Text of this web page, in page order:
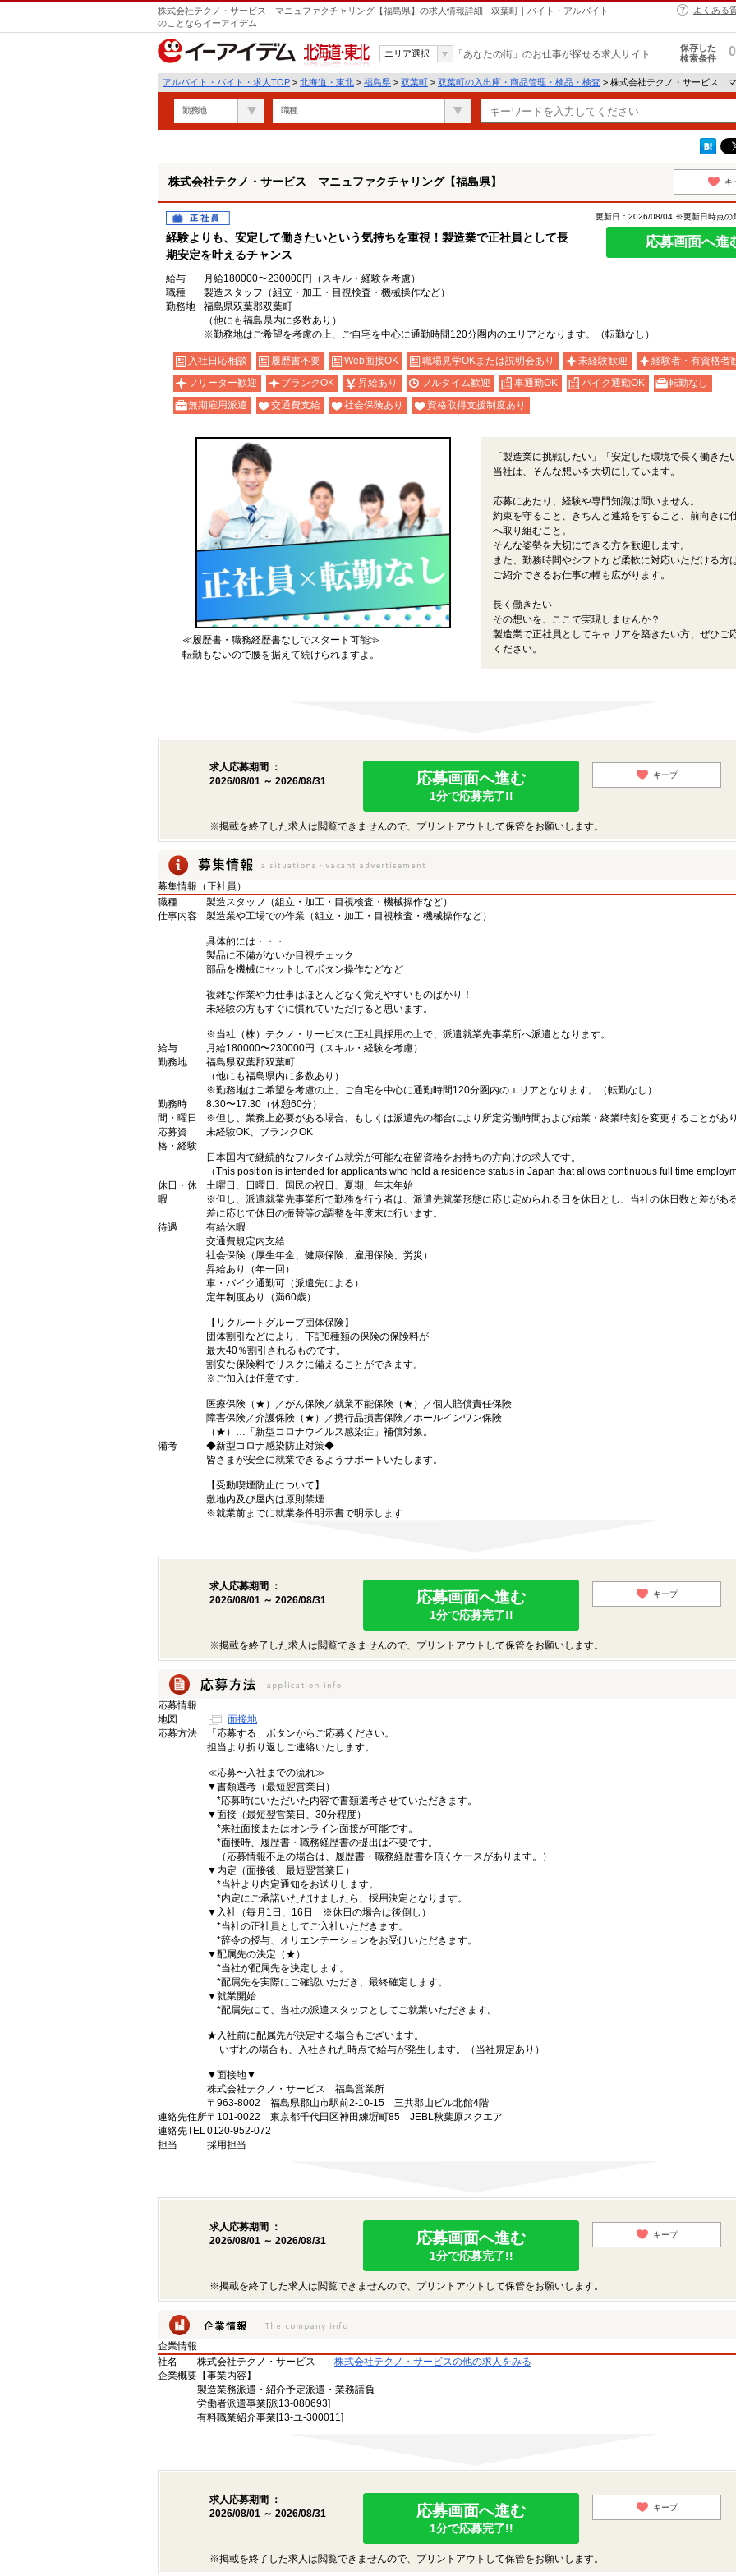
株式会社テクノ・サービス マニュファクチャリング【福島県】の求人情報詳細 - 双葉町｜バイト・アルバイト
のことならイーアイデム
よくある
北海道・東北
エリア選択 「あなたの街」のお仕事が探せる求人サイト
保存した
検索条件
0
アルバイト・バイト・求人TOP > 北海道・東北 > 福島県 > 双葉町 > 双葉町の入出庫・商品管理・検品・検査 > 株式会社テクノ・サービス
勤務地 職種
株式会社テクノ・サービス マニュファクチャリング【福島県】 キ
正社員
経験よりも、安定して働きたいという気持ちを重視！製造業で正社員として長
期安定を叶えるチャンス
更新日：2026/08/04 ※更新日時点の
応募画面へ進
給与
月給180000〜230000円（スキル・経験を考慮）
職種
製造スタッフ（組立・加工・目視検査・機械操作など）
勤務地
福島県双葉郡双葉町
（他にも福島県内に多数あり）
※勤務地はご希望を考慮の上、ご自宅を中心に通勤時間120分圏内のエリアとなります。（転勤なし）
入社日応相談 履歴書不要 Web面接OK 職場見学OKまたは説明会あり 未経験歓迎
経験者・有資格者
フリーター歓迎
ブランクOK 昇給あり フルタイム歓迎 車通勤OK バイク通勤OK
転勤なし
無期雇用派遣
交通費支給 社会保険あり 資格取得支援制度あり
≪履歴書・職務経歴書なしでスタート可能≫
転勤もないので腰を据えて続けられますよ。
「製造業に挑戦したい」「安定した環境で長く働きたい
当社は、そんな想いを大切にしています。
応募にあたり、経験や専門知識は問いません。
約束を守ること、きちんと連絡をすること、前向きに
へ取り組むこと。
そんな姿勢を大切にできる方を歓迎します。
また、勤務時間やシフトなど柔軟に対応いただける方は
ご紹介できるお仕事の幅も広がります。
長く働きたい――
その想いを、ここで実現しませんか？
製造業で正社員としてキャリアを築きたい方、ぜひご
ください。
求人応募期間 ：
2026/08/01 ～ 2026/08/31
応募画面へ進む
1分で応募完了!!
キープ
※掲載を終了した求人は閲覧できませんので、プリントアウトして保管をお願いします。
募集情報（正社員）
職種
製造スタッフ（組立・加工・目視検査・機械操作など）
仕事内容
製造業や工場での作業（組立・加工・目視検査・機械操作など）
具体的には・・・
製品に不備がないか目視チェック
部品を機械にセットしてボタン操作などなど
複雑な作業や力仕事はほとんどなく覚えやすいものばかり！
未経験の方もすぐに慣れていただけると思います。
※当社（株）テクノ・サービスに正社員採用の上で、派遣就業先事業所へ派遣となります。
給与
月給180000〜230000円（スキル・経験を考慮）
勤務地
福島県双葉郡双葉町
（他にも福島県内に多数あり）
※勤務地はご希望を考慮の上、ご自宅を中心に通勤時間120分圏内のエリアとなります。（転勤なし）
勤務時
間・曜日
8:30〜17:30（休憩60分）
※但し、業務上必要がある場合、もしくは派遣先の都合により所定労働時間および始業・終業時刻を変更することがあり
応募資
格・経験
未経験OK、ブランクOK
日本国内で継続的なフルタイム就労が可能な在留資格をお持ちの方向けの求人です。
（This position is intended for applicants who hold a residence status in Japan that allows continuous full time
休日・休
暇
土曜日、日曜日、国民の祝日、夏期、年末年始
※但し、派遣就業先事業所で勤務を行う者は、派遣先就業形態に応じ定められる日を休日とし、当社の休日数と差があ
差に応じて休日の振替等の調整を年度末に行います。
待遇
有給休暇
交通費規定内支給
社会保険（厚生年金、健康保険、雇用保険、労災）
昇給あり（年一回）
車・バイク通勤可（派遣先による）
定年制度あり（満60歳）
【リクルートグループ団体保険】
団体割引などにより、下記8種類の保険の保険料が
最大40％割引されるものです。
割安な保険料でリスクに備えることができます。
※ご加入は任意です。
医療保険（★）／がん保険／就業不能保険（★）／個人賠償責任保険
障害保険／介護保険（★）／携行品損害保険／ホールインワン保険
（★）…「新型コロナウイルス感染症」補償対象。
備考
◆新型コロナ感染防止対策◆
皆さまが安全に就業できるようサポートいたします。
【受動喫煙防止について】
敷地内及び屋内は原則禁煙
※就業前までに就業条件明示書で明示します
求人応募期間 ：
2026/08/01 ～ 2026/08/31
応募画面へ進む
1分で応募完了!!
キープ
※掲載を終了した求人は閲覧できませんので、プリントアウトして保管をお願いします。
応募情報
地図
面接地
応募方法
「応募する」ボタンからご応募ください。
担当より折り返しご連絡いたします。
≪応募〜入社までの流れ≫
▼書類選考（最短翌営業日）
*応募時にいただいた内容で書類選考させていただきます。
▼面接（最短翌営業日、30分程度）
*来社面接またはオンライン面接が可能です。
*面接時、履歴書・職務経歴書の提出は不要です。
（応募情報不足の場合は、履歴書・職務経歴書を頂くケースがあります。）
▼内定（面接後、最短翌営業日）
*当社より内定通知をお送りします。
*内定にご承諾いただけましたら、採用決定となります。
▼入社（毎月1日、16日 ※休日の場合は後倒し）
*当社の正社員としてご入社いただきます。
*辞令の授与、オリエンテーションをお受けいただきます。
▼配属先の決定（★）
*当社が配属先を決定します。
*配属先を実際にご確認いただき、最終確定します。
▼就業開始
*配属先にて、当社の派遣スタッフとしてご就業いただきます。
★入社前に配属先が決定する場合もございます。
いずれの場合も、入社された時点で給与が発生します。（当社規定あり）
▼面接地▼
株式会社テクノ・サービス 福島営業所
〒963-8002 福島県郡山市駅前2-10-15 三共郡山ビル北館4階
連絡先住所〒101-0022 東京都千代田区神田練塀町85 JEBL秋葉原スクエア
連絡先TEL0120-952-072
担当
採用担当
求人応募期間 ：
2026/08/01 ～ 2026/08/31
応募画面へ進む
1分で応募完了!!
キープ
※掲載を終了した求人は閲覧できませんので、プリントアウトして保管をお願いします。
企業情報
社名
株式会社テクノ・サービス
株式会社テクノ・サービスの他の求人をみる
企業概要 【事業内容】
製造業務派遣・紹介予定派遣・業務請負
労働者派遣事業[派13-080693]
有料職業紹介事業[13-ユ-300011]
求人応募期間 ：
2026/08/01 ～ 2026/08/31
応募画面へ進む
1分で応募完了!!
キープ
※掲載を終了した求人は閲覧できませんので、プリントアウトして保管をお願いします。